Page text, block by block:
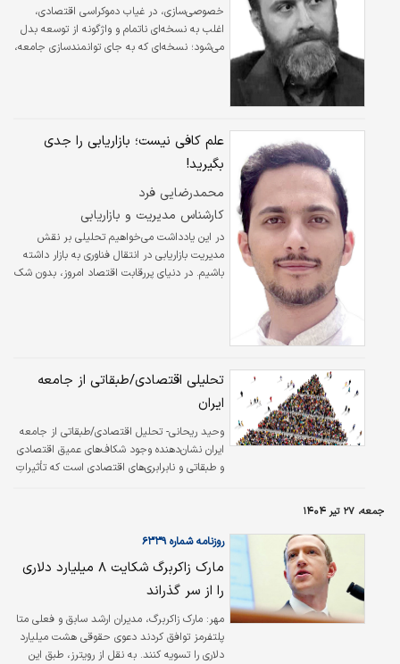
خصوصی‌‌‌سازی، در غیاب دموکراسی اقتصادی،
اغلب به نسخه‌‌‌ای ناتمام و واژگونه از توسعه بدل
می‌شود؛ نسخه‌‌‌ای که به جای توانمندسازی جامعه،
مشارکت واقعی کارآفرینان و مردم، انتقال مالکیت
نه به بهبود کارآیی می‌‌‌انجامد و نه به عدالت.
علم کافی نیست؛ بازاریابی را جدی
بگیرید!
محمدرضایی فرد
کارشناس مدیریت و بازاریابی
در این یادداشت می‌خواهیم تحلیلی بر نقش
مدیریت بازاریابی در انتقال فناوری به بازار داشته
باشیم. در دنیای پررقابت اقتصاد امروز، بدون شک
تحلیلی اقتصادی/طبقاتی از جامعه
ایران
وحید ریحانی- تحلیل اقتصادی/طبقاتی از جامعه
ایران نشان‌دهنده وجود شکاف‌های عمیق اقتصادی
و طبقاتی و نابرابری‌های اقتصادی است که تأثیراتِ
فرصت‌های آموزشی، شغلی و حتی خدمات
بهداشتی و درمانی نیز مشهود است.مهم‌ترین
نکات در تحلیل اقتصادی/طبقاتی جامعه ایران،
شکاف طبقاتی است: تفاوت‌های فاحش در درآمد و
ثروت بین اقشار مختلف جامعه، به‌ویژه بین
دهک‌های بالای درآمدی و سایرین،کاهش
جمعیت…
جمعه، ۲۷ تیر ۱۴۰۴
روزنامه شماره ۶۳۳۹
مارک زاکربرگ شکایت ۸ میلیارد دلاری
را از سر گذراند
مهر: مارک زاکربرگ، مدیران ارشد سابق و فعلی متا
پلتفرمز توافق کردند دعوی حقوقی هشت میلیارد
دلاری را تسویه کنند. به نقل از رویترز، طبق این